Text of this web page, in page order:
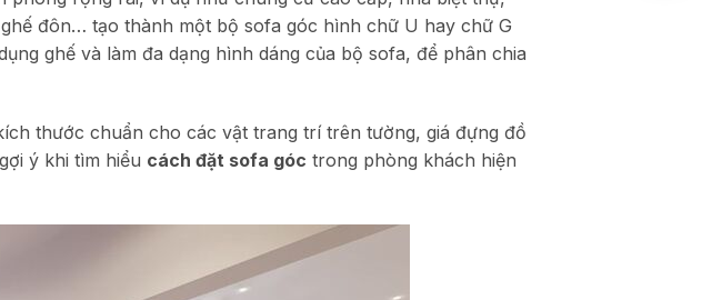
đôn… tạo thành một bộ sofa góc hình chữ U hay chữ G
ghế và làm đa dạng hình dáng của bộ sofa, để phân chia
thước chuẩn cho các vật trang trí trên tường, giá đựng đồ
ý khi tìm hiểu cách đặt sofa góc trong phòng khách hiện